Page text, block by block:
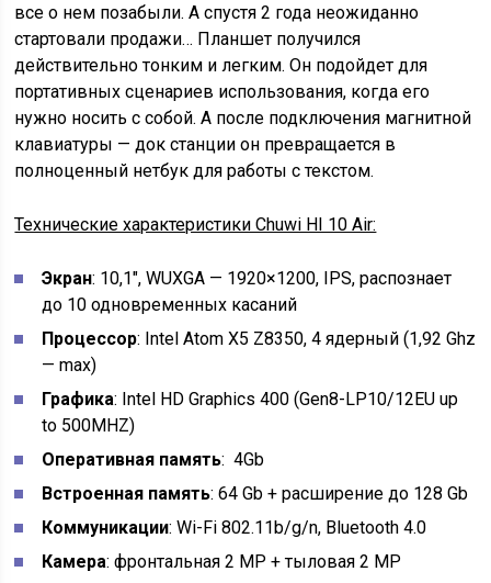
все о нем позабыли. А спустя 2 года неожиданно
стартовали продажи… Планшет получился
действительно тонким и легким. Он подойдет для
портативных сценариев использования, когда его
нужно носить с собой. А после подключения магнитной
клавиатуры — док станции он превращается в
полноценный нетбук для работы с текстом.
Технические характеристики Chuwi HI 10 Air:
Экран: 10,1″, WUXGA — 1920×1200, IPS, распознает
до 10 одновременных касаний
Процессор: Intel Atom X5 Z8350, 4 ядерный (1,92 Ghz
— max)
Графика: Intel HD Graphics 400 (Gen8-LP10/12EU up
to 500MHZ)
Оперативная память: 4Gb
Встроенная память: 64 Gb + расширение до 128 Gb
Коммуникации: Wi-Fi 802.11b/g/n, Bluetooth 4.0
Камера: фронтальная 2 MP + тыловая 2 MP